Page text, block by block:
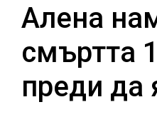
Алена
смъртта
преди да